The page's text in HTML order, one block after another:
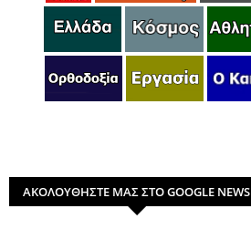
ΑΚΟΛΟΥΘΗΣΤΕ ΜΑΣ ΣΤΟ GOOGLE NEWS